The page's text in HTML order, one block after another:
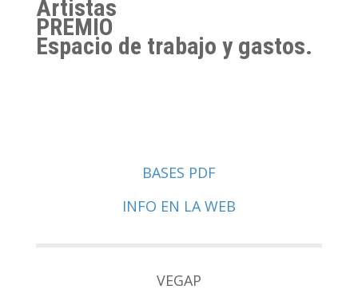
Artistas
PREMIO
Espacio de trabajo y gastos.
BASES PDF
INFO EN LA WEB
VEGAP